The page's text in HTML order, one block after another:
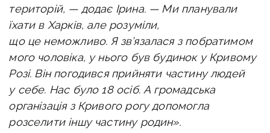
територій, — додає Ірина. — Ми планували
їхати в Харків, але розуміли,
що це неможливо. Я зв’язалася з побратимом
мого чоловіка, у нього був будинок у Кривому
Розі. Він погодився прийняти частину людей
у себе. Нас було 18 осіб. А громадська
організація з Кривого рогу допомогла
розселити іншу частину родин».